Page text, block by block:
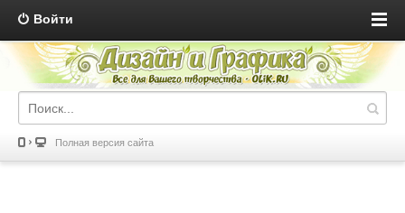
Войти
Полная версия сайта